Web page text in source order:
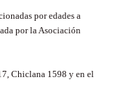
por edades a
por la Asociación
Chiclana 1598 y en el